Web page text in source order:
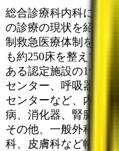
総合診療科内科にお
の診療の現状を紹介
制救急医療体制を有
も約250床を整えてい
ある認定施設の1つで
センター、呼吸器セ
センターなど、内科
病、消化器、腎臓内科
その他、一般外科、
科、皮膚科など幅広